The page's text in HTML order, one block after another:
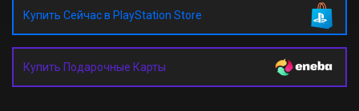
Купить Сейчас в PlayStation Store
Купить Подарочные Карты